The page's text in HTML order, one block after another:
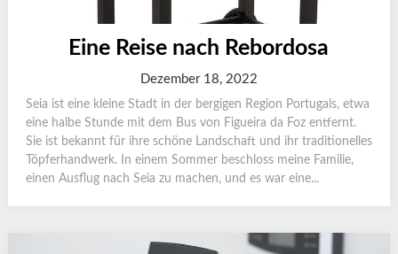
Eine Reise nach Rebordosa
Dezember 18, 2022
Seia ist eine kleine Stadt in der bergigen Region Portugals, etwa
eine halbe Stunde mit dem Bus von Figueira da Foz entfernt.
Sie ist bekannt für ihre schöne Landschaft und ihr traditionelles
Töpferhandwerk. In einem Sommer beschloss meine Familie,
einen Ausflug nach Seia zu machen, und es war eine...